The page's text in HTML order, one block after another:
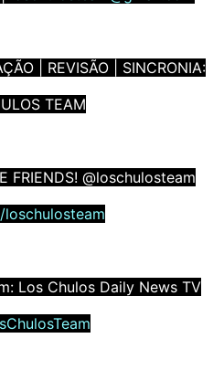
| REVISÃO | SINCRONIA:
TEAM
FRIENDS! @loschulosteam
loschulosteam
Los Chulos Daily News TV